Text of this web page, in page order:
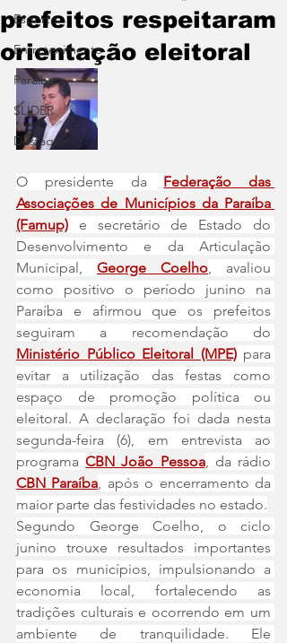
Esporte
Entretenimento
Paraíba
SLIDER
Destaque
prefeitos respeitaram
orientação eleitoral
O presidente da Federação das
Associações de Municípios da Paraíba
(Famup) e secretário de Estado do
Desenvolvimento e da Articulação
Municipal, George Coelho, avaliou
como positivo o período junino na
Paraíba e afirmou que os prefeitos
Ministério Público Eleitoral (MPE) para
evitar a utilização das festas como
espaço de promoção política ou
eleitoral. A declaração foi dada nesta
segunda-feira (6), em entrevista ao
programa CBN João Pessoa
CBN Paraíba, após o encerramento da
maior parte das festividades no estado.
Segundo George Coelho, o ciclo
junino trouxe resultados importantes
para os municípios, impulsionando a
economia local, fortalecendo as
tradições culturais e ocorrendo em um
ambiente de tranquilidade. Ele